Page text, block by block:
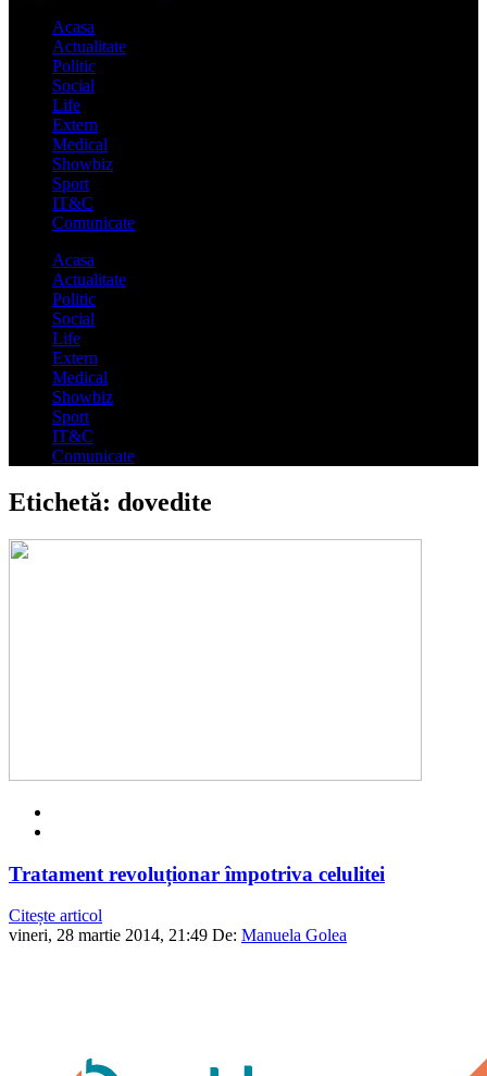
Acasa
Actualitate
Politic
Social
Life
Extern
Medical
Showbiz
Sport
IT&C
Comunicate
Acasa
Actualitate
Politic
Social
Life
Extern
Medical
Showbiz
Sport
IT&C
Comunicate
Etichetă: dovedite
Tratament revoluționar împotriva celulitei
Citește articol
vineri, 28 martie 2014, 21:49 De: Manuela Golea